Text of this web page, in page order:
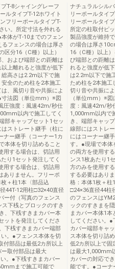
T-8シャイングレーフ
ルタイプT-12ホワイト
フリーポールタイプT-
い。所定寸法を外れる
体がT‐10までのフェン
フェンスの場合は厚さ
分16（C種）以上）
および端部との距離は
上離れると強度が低下
高さは2.2m以下で施
全のため柱を2本施工
、風切り音や共振によ
寸法図（単位mm）※図
圧強度：風速42m/秒仕
以内で施工してく
部キャップセット1セッ
ストレート継手（柱に
ナー継手（コーナー1カ
本体を切り詰めること
用する場合は、切詰用
り1セット発注してく
用する場合は、切詰用
ありません。フリーポ
＋柱1本〈部品込
44T-12用柱□32×40直径
ー付（写真のフェンス
下桟とブロックのすき
、下桟すきまカバー本
ットを発注してくださ
下桟すきまカバー端部
。●フェンス本体を切
付部品は最低2カ所以上
取付部品は最大
。●下桟すきまカバー
まで施工可能で
ナチュラルシル
リーポールタイ
リーポールタイ
所定の柱取付ピ
製品強度が維持
の場合は厚さ
16（C種）以上
び端部との距離
れると強度が低
は2.2m以下で施
ため柱を2本施工
切り音や共振に
（単位mm）※
度：風速42m/秒
1,000mm以内で
き、端部キャッ
線部にはストレ
にはコーナー継
す。●現場で本体
の両方を使用す
ンス1枚あたり1
方のみを使用す
する必要はあり
格：本体1枚＋
□24×36直径44柱
のフェンスは
ックのすきまを
まカバー本体1
してください。
カバー端部キャ
ス本体を切り詰
低2カ所以上で固
は最大1,000mm
カバーの対応で
能です。●コーナ